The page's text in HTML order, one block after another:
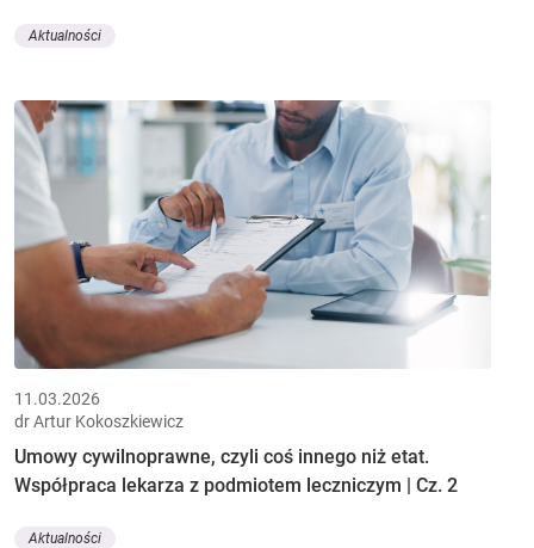
Aktualności
11.03.2026
dr Artur Kokoszkiewicz
Umowy cywilnoprawne, czyli coś innego niż etat.
Współpraca lekarza z podmiotem leczniczym | Cz. 2
Aktualności